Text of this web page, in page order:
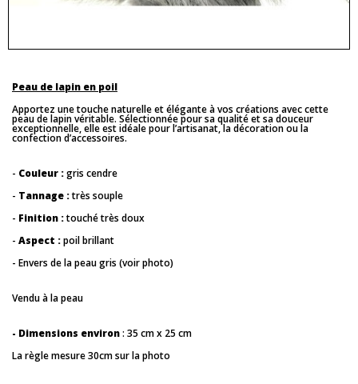
Peau de lapin en poil
Apportez une touche naturelle et élégante à vos créations avec cette
peau de lapin véritable. Sélectionnée pour sa qualité et sa douceur
exceptionnelle, elle est idéale pour l’artisanat, la décoration ou la
confection d’accessoires.
- Couleur :gris cendre
- Tannage :très souple
- Finition :touché très doux
- Aspect :poil brillant
- Envers de la peau gris (voir photo)
Vendu à la peau
- Dimensions environ: 35 cm x 25 cm
La règle mesure 30cm sur la photo